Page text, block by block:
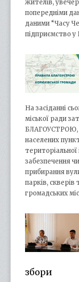
жителів,
попередніми
даними “Часу
підприємство у
На засіданні
міської ради
БЛАГОУСТРОЮ,
населених
забезпечення
прибирання
парків,
громадських
збори